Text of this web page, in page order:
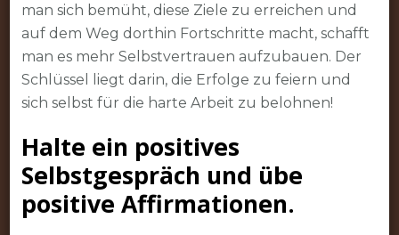
man sich bemüht, diese Ziele zu erreichen und
auf dem Weg dorthin Fortschritte macht, schafft
man es mehr Selbstvertrauen aufzubauen. Der
Schlüssel liegt darin, die Erfolge zu feiern und
sich selbst für die harte Arbeit zu belohnen!
Halte ein positives
Selbstgespräch und übe
positive Affirmationen.